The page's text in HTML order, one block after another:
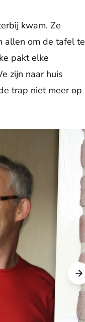
kwam. Ze
allen om de tafel te
pakt elke
zijn naar huis
trap niet meer op